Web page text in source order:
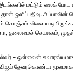
மட்டும் லைக் போட
ஒளிப்பதிவு. அப்பாவின்
கொஞ்சம்
தலைமைச் செயலகம்,
– ஒன்லைன்
தேவரகொண்டா மூலமாகவே